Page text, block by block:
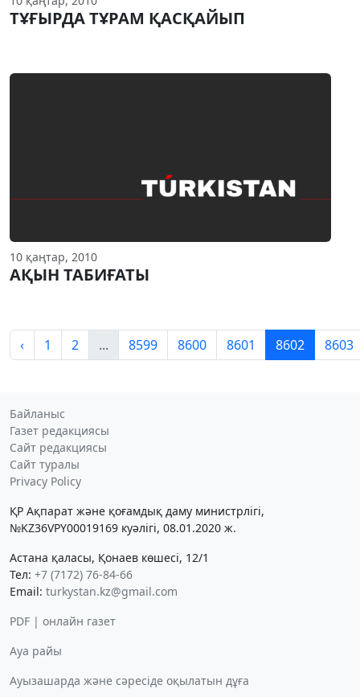
ТҰҒЫРДА ТҰРАМ ҚАСҚАЙЫП
10 қаңтар, 2010
АҚЫН ТАБИҒАТЫ
‹ 1 2 ... 8599 8600 8601 8602 8603
Байланыс
Газет редакциясы
Сайт редакциясы
Сайт туралы
Privacy Policy
ҚР Ақпарат және қоғамдық даму министрлігі,
№KZ36VPY00019169 куәлігі, 08.01.2020 ж.
Астана қаласы, Қонаев көшесі, 12/1
Тел: +7 (7172) 76-84-66
Email: turkystan.kz@gmail.com
PDF | онлайн газет
Ауа райы
Ауызашарда және сәресіде оқылатын дұға